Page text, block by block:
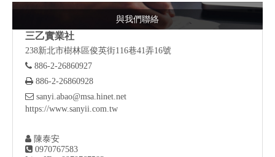
與我們聯絡
三乙實業社
238新北市樹林區俊英街116巷41弄16號
 886-2-26860927
 886-2-26860928
 sanyi.abao@msa.hinet.net
https://www.sanyii.com.tw
 陳泰安
 0970767583